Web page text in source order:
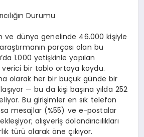
Durumu
ve dünya genelinde 46.000 kişiyle
n parçası olan bu
’da 1.000 yetişkinle yapılan
bir tablo ortaya koydu.
olarak her bir buçuk günde bir
—bu da kişi başına yılda 252
Bu girişimler en sık telefon
mesajlar (%55) ve e-postalar
alışveriş dolandırıcılıkları
türü olaraköne çıkıyor.